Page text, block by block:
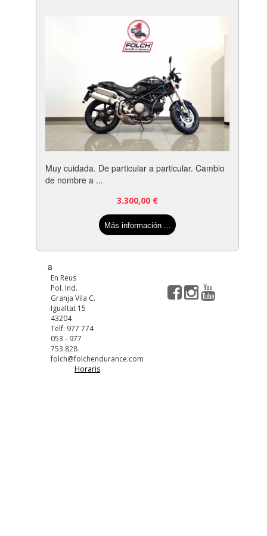
Muy cuidada. De particular a particular. Cambio
de nombre a ...
3.300,00 €
Más información ...
a
En Reus
Pol. Ind.
Granja Vila C.
Igualtat 15
43204
Telf: 977 774
053 - 977
753 828
folch@folchendurance.com
Horaris